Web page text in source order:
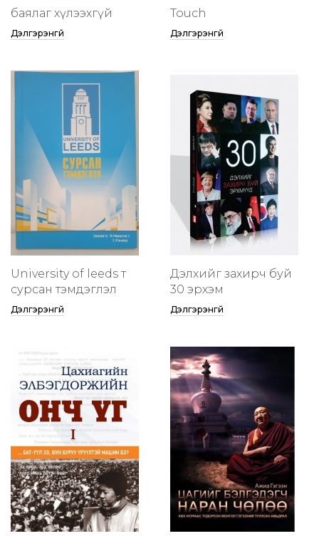
баялаг хүлээхгүй
Дэлгэрэнгүй
Touch
Дэлгэрэнгүй
University of leeds т
сурсан тэмдэглэл
Дэлгэрэнгүй
Дэлхийг захирч буй
30 эрхэм
Дэлгэрэнгүй